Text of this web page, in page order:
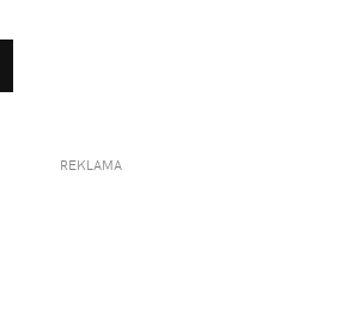
REKLAMA